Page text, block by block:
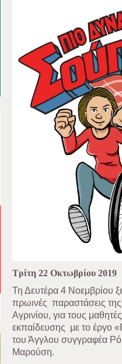
Τρίτη 22 Οκτωβρίου 2019
Τη Δευτέρα 4 Νοεμβρίου
πρωινές παραστάσεις
Αγρινίου, για τους
εκπαίδευσης με το έργο
του Άγγλου συγγραφέα
Μαρούση.